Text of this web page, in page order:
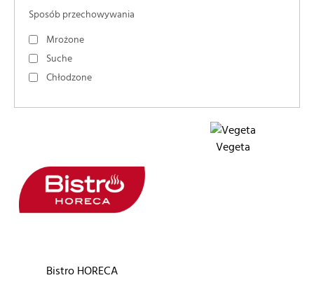
Sposób przechowywania
Mrożone
Suche
Chłodzone
Bistro HORECA
Vegeta